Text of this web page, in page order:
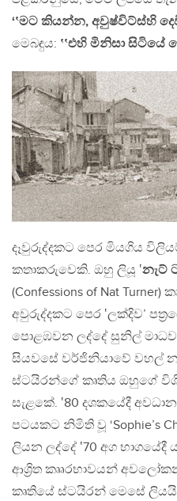
‘‛මට කියන්න, අවුෂ්විට්ස්හි
මෙබඳුය: ‛‛එහි මිනිසා සිටියේ
දෑවුරුද්දකට පෙර මියගිය
කතාකරුවෙකි. ඔහු ලියූ ‛නැට්
(Confessions of Nat
අවුරුද්දකට පෙර ‛ලක්දිව’
පොළඹවන ලද්දේ සුනිල් මාධව
සියවසේ වර්ජිනියාවේ වහල්
ස්ටයිරන්ගේ කෘතිය ඔහුගේ
සැළකේ. ‛80 දශකයේදී
පටයකට නිමිති වූ ‘Sophie’s
ලියන ලද්දේ ‛70 අග
ආශ්‍රිත කෲරභාවයන්
කෘතියේ ස්ටයිරන් මෙසේ